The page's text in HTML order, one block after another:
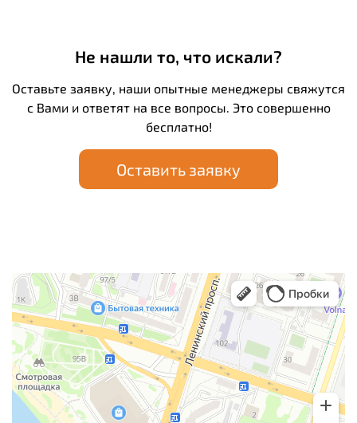
Не нашли то, что искали?
Оставьте заявку, наши опытные менеджеры свяжутся
с Вами и ответят на все вопросы. Это совершенно
бесплатно!
Оставить заявку